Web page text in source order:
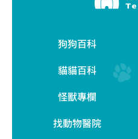
狗狗百科
貓貓百科
怪獸專欄
找動物醫院